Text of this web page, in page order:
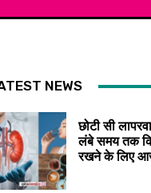
NEWS
छोटी सी
लंबे समय तक
रखने के लिए